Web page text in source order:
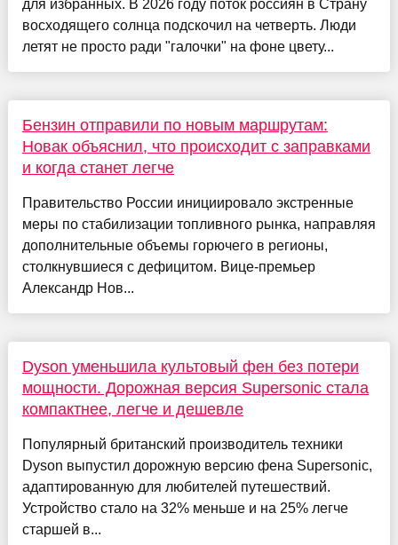
для избранных. В 2026 году поток россиян в Страну
восходящего солнца подскочил на четверть. Люди
летят не просто ради "галочки" на фоне цвету...
Бензин отправили по новым маршрутам:
Новак объяснил, что происходит с заправками
и когда станет легче
Правительство России инициировало экстренные
меры по стабилизации топливного рынка, направляя
дополнительные объемы горючего в регионы,
столкнувшиеся с дефицитом. Вице-премьер
Александр Нов...
Dyson уменьшила культовый фен без потери
мощности. Дорожная версия Supersonic стала
компактнее, легче и дешевле
Популярный британский производитель техники
Dyson выпустил дорожную версию фена Supersonic,
адаптированную для любителей путешествий.
Устройство стало на 32% меньше и на 25% легче
старшей в...